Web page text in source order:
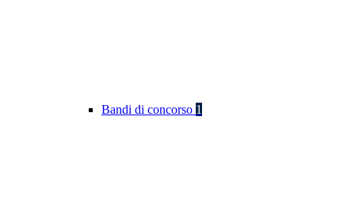
Bandi di concorso 1